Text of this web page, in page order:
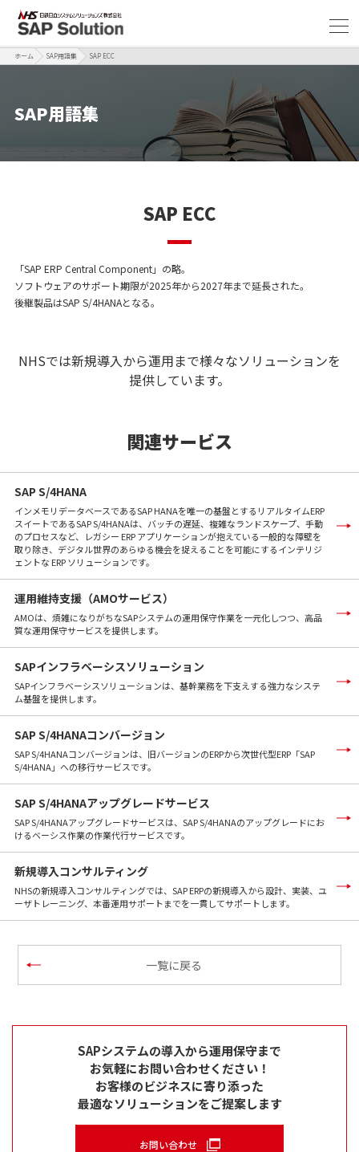
SAP用語集
ホーム SAP用語集 SAP ECC
SAP ECC
「SAP ERP Central Component」の略。
ソフトウェアのサポート期限が2025年から2027年まで延長された。
後継製品はSAP S/4HANAとなる。
NHSでは新規導入から運用まで様々なソリューションを
提供しています。
関連サービス
SAP S/4HANA
インメモリデータベースであるSAP HANAを唯一の基盤とするリアルタイムERP
スイートであるSAP S/4HANAは、バッチの遅延、複雑なランドスケープ、手動
のプロセスなど、レガシー ERP アプリケーションが抱えている一般的な障壁を
取り除き、デジタル世界のあらゆる機会を捉えることを可能にするインテリジ
ェントな ERP ソリューションです。
運用維持支援（AMOサービス）
AMOは、煩雑になりがちなSAPシステムの運用保守作業を一元化しつつ、高品
質な運用保守サービスを提供します。
SAPインフラベーシスソリューション
SAPインフラベーシスソリューションは、基幹業務を下支えする強力なシステ
ム基盤を提供します。
SAP S/4HANAコンバージョン
SAP S/4HANAコンバージョンは、旧バージョンのERPから次世代型ERP「SAP
S/4HANA」への移行サービスです。
SAP S/4HANAアップグレードサービス
SAP S/4HANAアップグレードサービスは、SAP S/4HANAのアップグレードにお
けるベーシス作業の作業代行サービスです。
新規導入コンサルティング
NHSの新規導入コンサルティングでは、SAP ERPの新規導入から設計、実装、ユ
ーザトレーニング、本番運用サポートまでを一貫してサポートします。
一覧に戻る
SAPシステムの導入から運用保守まで
お気軽にお問い合わせください！
お客様のビジネスに寄り添った
最適なソリューションをご提案します
お問い合わせ